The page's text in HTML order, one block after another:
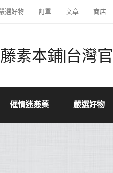
選好物 訂單 文章 商店
素本鋪|台灣
催情迷姦藥 嚴選好物